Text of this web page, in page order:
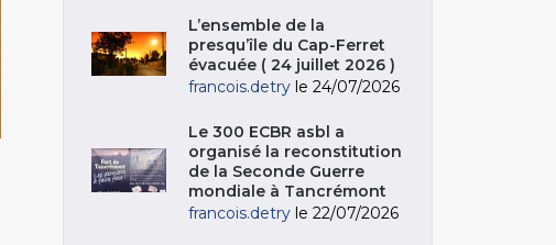
L’ensemble de la
presqu’île du Cap-Ferret
évacuée ( 24 juillet 2026 )
francois.detry le 24/07/2026
Le 300 ECBR asbl a
organisé la reconstitution
de la Seconde Guerre
mondiale à Tancrémont
francois.detry le 22/07/2026